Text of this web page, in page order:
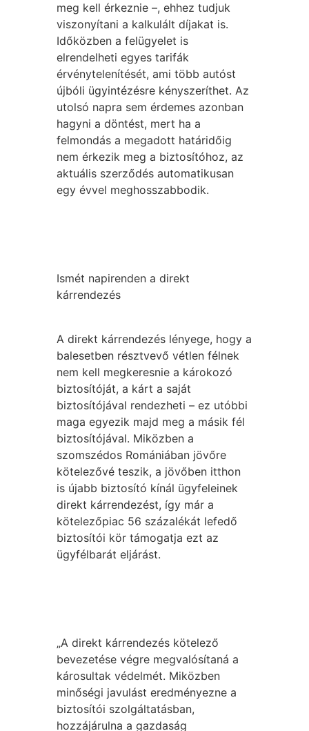
meg kell érkeznie –, ehhez tudjuk
viszonyítani a kalkulált díjakat is.
Időközben a felügyelet is
elrendelheti egyes tarifák
érvénytelenítését, ami több autóst
újbóli ügyintézésre kényszeríthet. Az
utolsó napra sem érdemes azonban
hagyni a döntést, mert ha a
felmondás a megadott határidőig
nem érkezik meg a biztosítóhoz, az
aktuális szerződés automatikusan
egy évvel meghosszabbodik.
Ismét napirenden a direkt
kárrendezés
A direkt kárrendezés lényege, hogy a
balesetben résztvevő vétlen félnek
nem kell megkeresnie a károkozó
biztosítóját, a kárt a saját
biztosítójával rendezheti – ez utóbbi
maga egyezik majd meg a másik fél
biztosítójával. Miközben a
szomszédos Romániában jövőre
kötelezővé teszik, a jövőben itthon
is újabb biztosító kínál ügyfeleinek
direkt kárrendezést, így már a
kötelezőpiac 56 százalékát lefedő
biztosítói kör támogatja ezt az
ügyfélbarát eljárást.
„A direkt kárrendezés kötelező
bevezetése végre megvalósítaná a
károsultak védelmét. Miközben
minőségi javulást eredményezne a
biztosítói szolgáltatásban,
hozzájárulna a gazdaság